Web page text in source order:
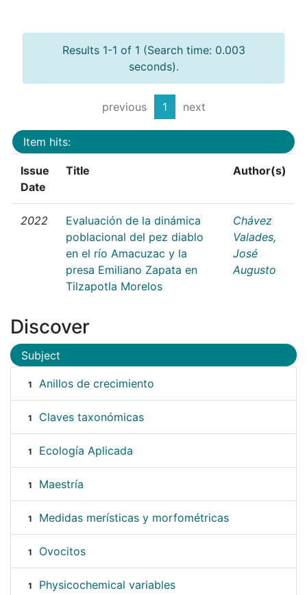
Results 1-1 of 1 (Search time: 0.003
seconds).
previous 1 next
Item hits:
Issue
Date
Title Author(s)
2022
Evaluación de la dinámica
poblacional del pez diablo
en el río Amacuzac y la
presa Emiliano Zapata en
Tilzapotla Morelos
Chávez
Valades,
José
Augusto
Discover
Subject
1 Anillos de crecimiento
1 Claves taxonómicas
1 Ecología Aplicada
1 Maestría
1 Medidas merísticas y morfométricas
1 Ovocitos
1 Physicochemical variables